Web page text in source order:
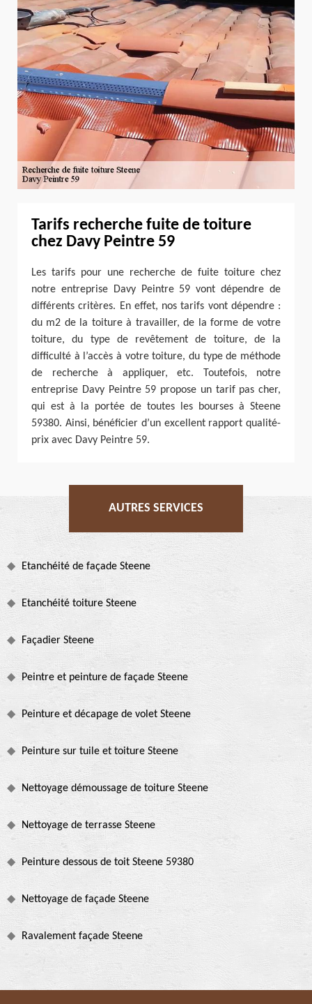
Tarifs recherche fuite de toiture
chez Davy Peintre 59
Les tarifs pour une recherche de fuite toiture chez
notre entreprise Davy Peintre 59 vont dépendre de
différents critères. En effet, nos tarifs vont dépendre :
du m2 de la toiture à travailler, de la forme de votre
toiture, du type de revêtement de toiture, de la
difficulté à l’accès à votre toiture, du type de méthode
de recherche à appliquer, etc. Toutefois, notre
entreprise Davy Peintre 59 propose un tarif pas cher,
qui est à la portée de toutes les bourses à Steene
59380. Ainsi, bénéficier d’un excellent rapport qualité-
prix avec Davy Peintre 59.
AUTRES SERVICES
Etanchéité de façade Steene
Etanchéité toiture Steene
Façadier Steene
Peintre et peinture de façade Steene
Peinture et décapage de volet Steene
Peinture sur tuile et toiture Steene
Nettoyage démoussage de toiture Steene
Nettoyage de terrasse Steene
Peinture dessous de toit Steene 59380
Nettoyage de façade Steene
Ravalement façade Steene